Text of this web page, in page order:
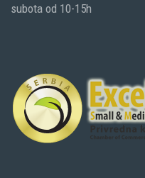
subota od 10-15h